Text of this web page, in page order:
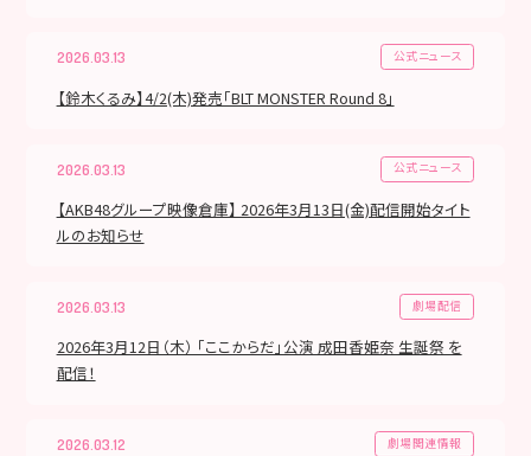
2026.03.13 公式ニュース
【鈴木くるみ】4/2(木)発売「BLT MONSTER Round 8」
2026.03.13 公式ニュース
【AKB48グループ映像倉庫】 2026年3月13日(金)配信開始タイト
ルのお知らせ
2026.03.13 劇場配信
2026年3月12日（木） 「ここからだ」公演 成田香姫奈 生誕祭 を
配信！
2026.03.12 劇場関連情報